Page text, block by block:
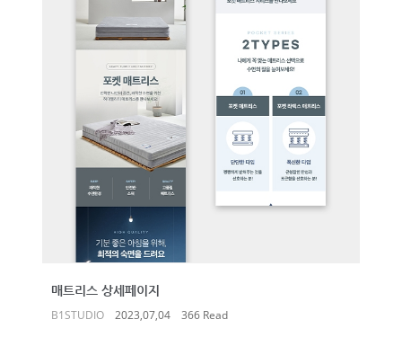
매트리스 상세페이지
B1STUDIO 2023,07,04 366 Read